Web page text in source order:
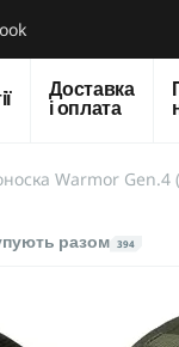
Доставка
і оплата
Warmor
разом 394